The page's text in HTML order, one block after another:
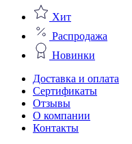
Хит
Распродажа
Новинки
Доставка и оплата
Сертификаты
Отзывы
О компании
Контакты